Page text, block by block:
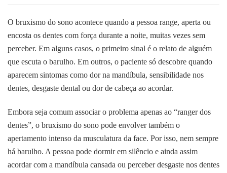
O bruxismo do sono acontece quando a pessoa range, aperta ou
encosta os dentes com força durante a noite, muitas vezes sem
perceber. Em alguns casos, o primeiro sinal é o relato de alguém
que escuta o barulho. Em outros, o paciente só descobre quando
aparecem sintomas como dor na mandíbula, sensibilidade nos
dentes, desgaste dental ou dor de cabeça ao acordar.
Embora seja comum associar o problema apenas ao “ranger dos
dentes”, o bruxismo do sono pode envolver também o
apertamento intenso da musculatura da face. Por isso, nem sempre
há barulho. A pessoa pode dormir em silêncio e ainda assim
acordar com a mandíbula cansada ou perceber desgaste nos dentes